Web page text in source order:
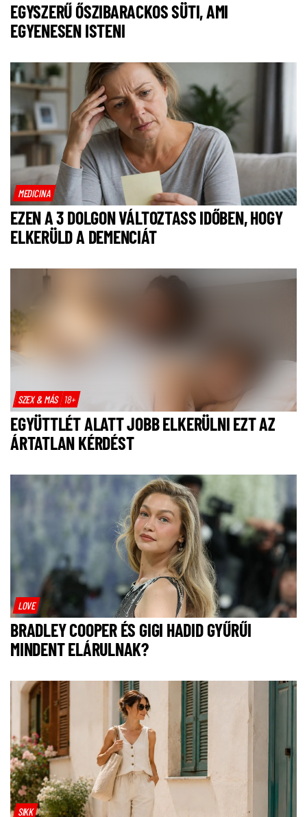
EGYSZERŰ ŐSZIBARACKOS SÜTI, AMI
EGYENESEN ISTENI
MEDICINA
EZEN A 3 DOLGON VÁLTOZTASS IDŐBEN, HOGY
ELKERÜLD A DEMENCIÁT
SZEX & MÁS 18+
EGYÜTTLÉT ALATT JOBB ELKERÜLNI EZT AZ
ÁRTATLAN KÉRDÉST
LOVE
BRADLEY COOPER ÉS GIGI HADID GYŰRŰI
MINDENT ELÁRULNAK?
SIKK